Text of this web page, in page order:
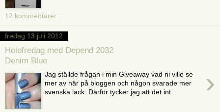
12 kommentarer :
fredag 13 juli 2012
Holofredag med Depend 2032
Denim Blue
›
Jag ställde frågan i min Giveaway vad ni ville se
mer av här på bloggen och någon svarade mer
svenska lack. Därför tycker jag att det int...